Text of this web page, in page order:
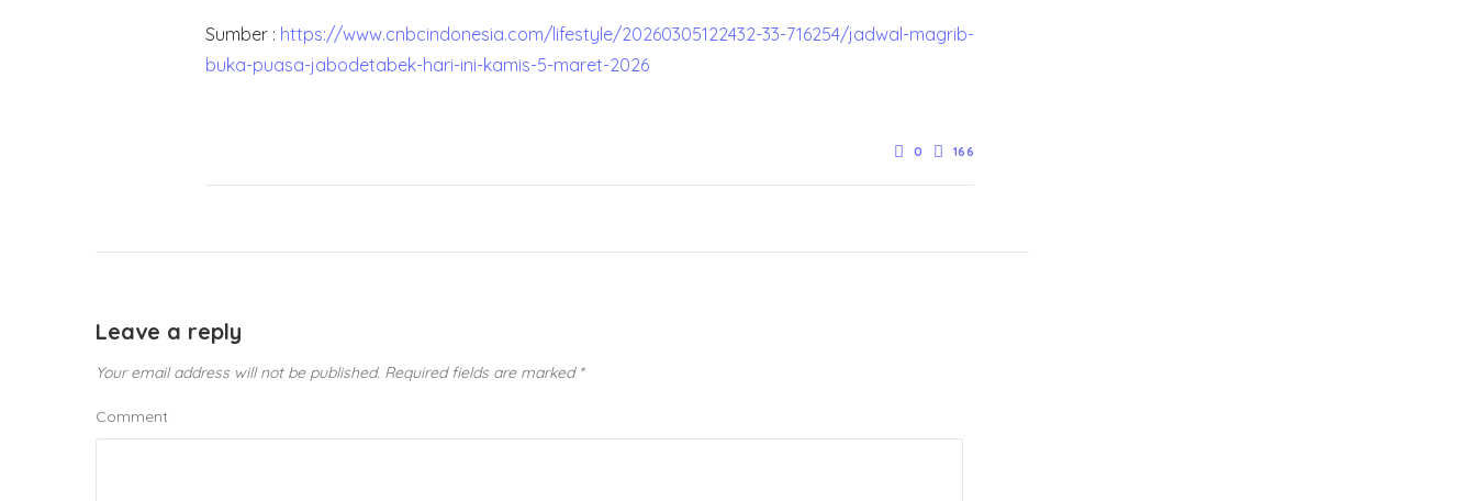
Sumber : https://www.cnbcindonesia.com/lifestyle/20260305122432-33-716254/jadwal-magrib-
buka-puasa-jabodetabek-hari-ini-kamis-5-maret-2026
0 166
Leave a reply
Your email address will not be published. Required fields are marked *
Comment